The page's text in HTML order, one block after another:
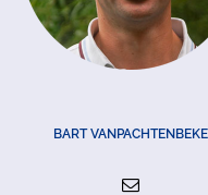
BART VANPACHTENBEKE